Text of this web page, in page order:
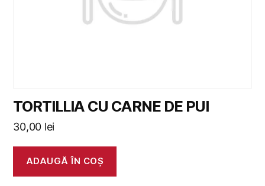
TORTILLIA CU CARNE DE PUI
30,00 lei
ADAUGĂ ÎN COȘ